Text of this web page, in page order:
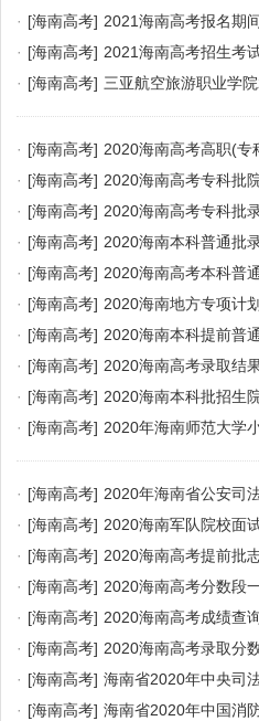
· [海南高考] 2021海南高考报名期
· [海南高考] 2021海南高考招生考
· [海南高考] 三亚航空旅游职业学
章
· [海南高考] 2020海南高考高职(专
· [海南高考] 2020海南高考专科批
· [海南高考] 2020海南高考专科批
· [海南高考] 2020海南本科普通批
· [海南高考] 2020海南高考本科普
· [海南高考] 2020海南地方专项计
· [海南高考] 2020海南本科提前普
· [海南高考] 2020海南高考录取结
· [海南高考] 2020海南本科批招生
· [海南高考] 2020年海南师范大学
· [海南高考] 2020年海南省公安司
· [海南高考] 2020海南军队院校面
· [海南高考] 2020海南高考提前批
· [海南高考] 2020海南高考分数段
· [海南高考] 2020海南高考成绩查
· [海南高考] 2020海南高考录取分
· [海南高考] 海南省2020年中央司
· [海南高考] 海南省2020年中国消